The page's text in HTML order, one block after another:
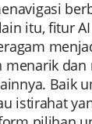
itu, fitur
menarik dan
Baik
istirahat